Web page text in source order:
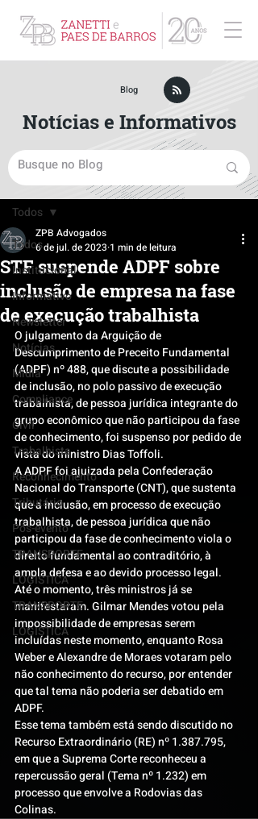
Post
Todos
Institucional
Informativo
Newsletter
Notícias
Mídia
Compliance
Civil
Trabalhista
Reconhecimento
Tributário
Pós-evento
TRANSPORTE
LOGISTICA
TRANSPORTE
LOGISTICA
Todos
STF suspende ADPF sobre
inclusão de empresa na fase
de execução trabalhista
ZPB Advogados
6 de jul. de 2023 1 min de leitura
O julgamento da Arguição de
Descumprimento de Preceito Fundamental
(ADPF) nº 488, que discute a possibilidade
de inclusão, no polo passivo de execução
trabalhista, de pessoa jurídica integrante do
grupo econômico que não participou da fase
de conhecimento, foi suspenso por pedido de
vista do ministro Dias Toffoli.
A ADPF foi ajuizada pela Confederação
Nacional do Transporte (CNT), que sustenta
que a inclusão, em processo de execução
trabalhista, de pessoa jurídica que não
participou da fase de conhecimento viola o
direito fundamental ao contraditório, à
ampla defesa e ao devido processo legal.
Até o momento, três ministros já se
manifestaram. Gilmar Mendes votou pela
impossibilidade de empresas serem
incluídas neste momento, enquanto Rosa
Weber e Alexandre de Moraes votaram pelo
não conhecimento do recurso, por entender
que tal tema não poderia ser debatido em
ADPF.
Esse tema também está sendo discutido no
Recurso Extraordinário (RE) nº 1.387.795,
em que a Suprema Corte reconheceu a
repercussão geral (Tema nº 1.232) em
processo que envolve a Rodovias das
Colinas.
Blog
Notícias e Informativos